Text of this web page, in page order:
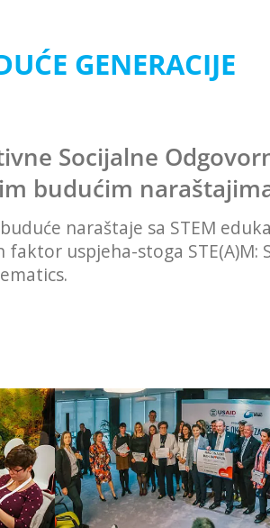
GENERACIJE
Socijalne
budućim
naraštaje sa STEM
uspjeha-stoga STE(A)M: